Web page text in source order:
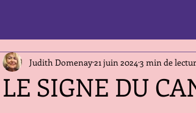
LE SIGNE DU
Judith Domenay21 juin 2024 3 min de